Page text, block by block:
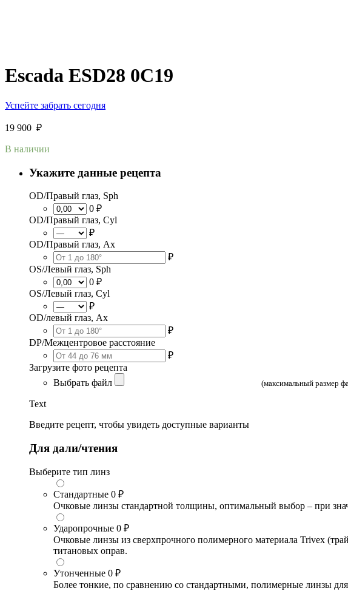
Escada ESD28 0C19
Успейте забрать сегодня
19 900 ₽
В наличии
Укажите данные рецепта
OD/Правый глаз, Sph
0 ₽
OD/Правый глаз, Cyl
₽
OD/Правый глаз, Ax
₽
OS/Левый глаз, Sph
0 ₽
OS/Левый глаз, Cyl
₽
OD/левый глаз, Ax
₽
DP/Межцентровое расстояние
₽
Загрузите фото рецепта
Выбрать файл
(максимальный размер
Text
Введите рецепт, чтобы увидеть доступные варианты
Для дали/чтения
Выберите тип линз
Стандартные 0 ₽
Очковые линзы стандартной толщины, оптимальный выбор – при
Ударопрочные 0 ₽
Очковые линзы из сверхпрочного полимерного материала Trivex
титановых оправ.
Утонченные 0 ₽
Более тонкие, по сравнению со стандартными, полимерные линзы